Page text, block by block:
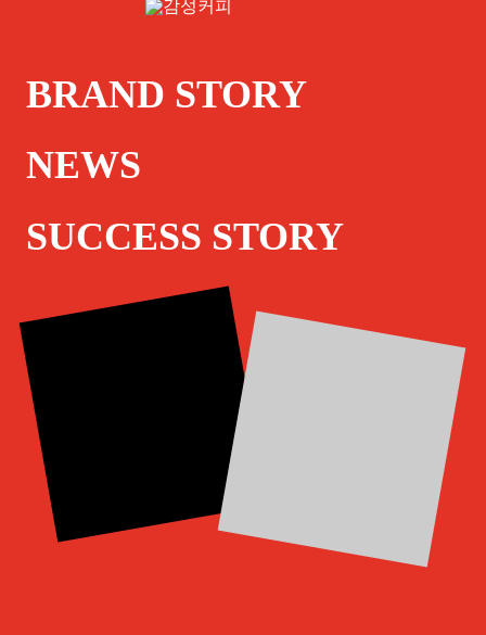
BRAND STORY
NEWS
SUCCESS STORY